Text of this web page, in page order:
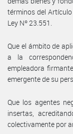
términos del
Ley Nº 23.551.
Que el ámbito de
a la
empleadora
emergente de su
Que los agentes
insertas,
colectivamente por